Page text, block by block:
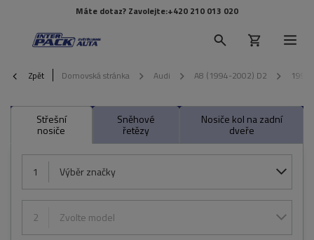
Máte dotaz? Zavolejte:+420 210 013 020
Zpět Domovská stránka Audi A8 (1994-2002) D2 1998
Střešní
nosiče
Sněhové
řetězy
Nosiče kol na zadní
dveře
1 Výběr značky
2 Zvolte model